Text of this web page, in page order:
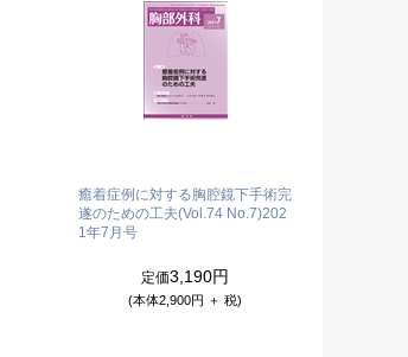
癒着症例に対する胸腔鏡下手術完
遂のための工夫(Vol.74 No.7)202
1年7月号
定価3,190円
(本体2,900円 ＋ 税)